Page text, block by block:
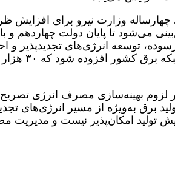
چهارساله وزارت نیرو برای
می‌شود تا پایان دولت چهاردهم و
توسعه انرژی‌های تجدیدپذیر و
۴۴ هزار
بر لزوم بهینه‌سازی مصرف انرژی
برق به‌ویژه از مسیر انرژی‌های
تولید امکان‌پذیر نیست و مدیریت